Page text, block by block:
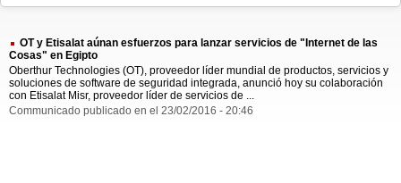
OT y Etisalat aúnan esfuerzos para lanzar servicios de "Internet de las
Cosas" en Egipto
Oberthur Technologies (OT), proveedor líder mundial de productos, servicios y
soluciones de software de seguridad integrada, anunció hoy su colaboración
con Etisalat Misr, proveedor líder de servicios de ...
Communicado publicado en el 23/02/2016 - 20:46